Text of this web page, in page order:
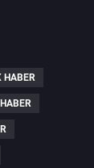
HABER